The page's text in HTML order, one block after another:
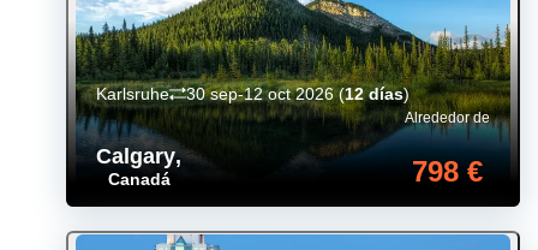
Calgary,
Canadá
Alrededor de
798 €
Karlsruhe 30 sep-12 oct 2026(12 días)